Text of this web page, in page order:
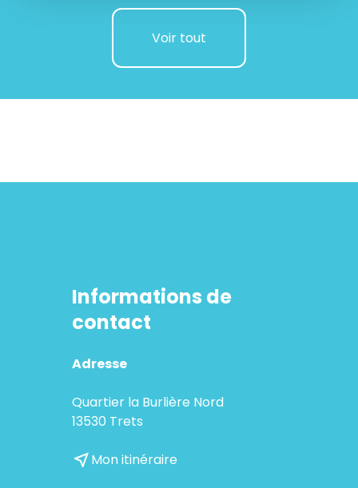
Voir tout
Informations de
contact
Adresse
Quartier la Burlière Nord
13530 Trets
near_meMon itinéraire